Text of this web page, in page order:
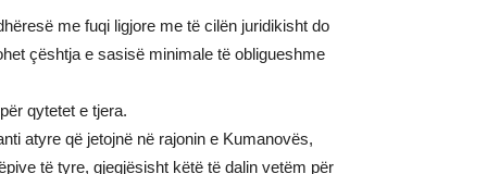
me fuqi ligjore me të cilën juridikisht do
çështja e sasisë minimale të obligueshme
qytetet e tjera.
atyre që jetojnë në rajonin e Kumanovës,
të tyre, gjegjësisht këtë të dalin vetëm për